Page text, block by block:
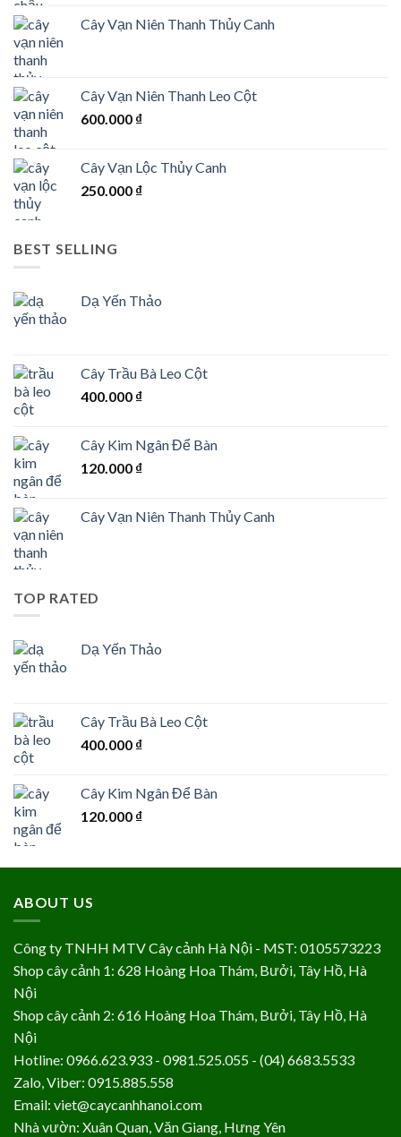
Cây Vạn Niên Thanh Thủy Canh
Cây Vạn Niên Thanh Leo Cột
600.000 ₫
Cây Vạn Lộc Thủy Canh
250.000 ₫
BEST SELLING
Dạ Yến Thảo
Cây Trầu Bà Leo Cột
400.000 ₫
Cây Kim Ngân Để Bàn
120.000 ₫
Cây Vạn Niên Thanh Thủy Canh
TOP RATED
Dạ Yến Thảo
Cây Trầu Bà Leo Cột
400.000 ₫
Cây Kim Ngân Để Bàn
120.000 ₫
ABOUT US
Công ty TNHH MTV Cây cảnh Hà Nội - MST: 0105573223
Shop cây cảnh 1: 628 Hoàng Hoa Thám, Bưởi, Tây Hồ, Hà
Nội
Shop cây cảnh 2: 616 Hoàng Hoa Thám, Bưởi, Tây Hồ, Hà
Nội
Hotline: 0966.623.933 - 0981.525.055 - (04) 6683.5533
Zalo, Viber: 0915.885.558
Email: viet@caycanhhanoi.com
Nhà vườn: Xuân Quan, Văn Giang, Hưng Yên